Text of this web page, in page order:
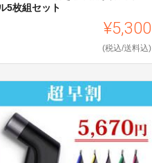
5枚組セット
¥5,300
(税込/送料込)